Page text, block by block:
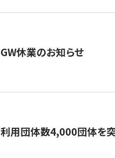
GW休業のお知らせ
利用団体数4,000団体を突